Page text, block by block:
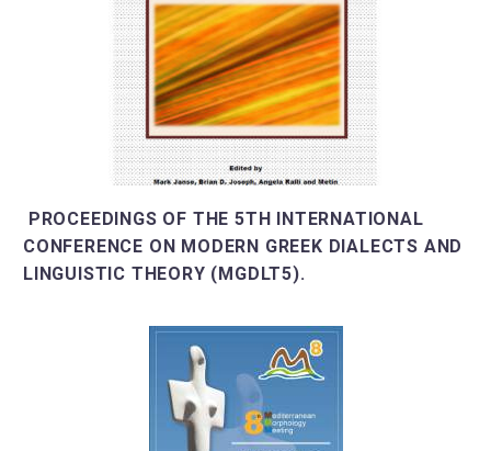
PROCEEDINGS OF THE 5TH INTERNATIONAL
CONFERENCE ON MODERN GREEK DIALECTS AND
LINGUISTIC THEORY (MGDLT5).